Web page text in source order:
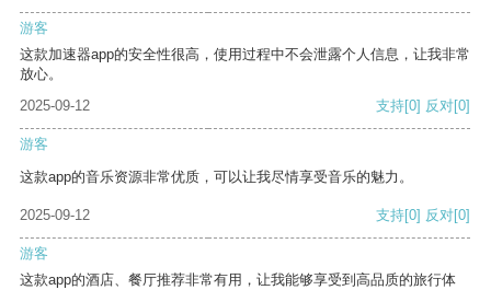
游客
这款加速器app的安全性很高，使用过程中不会泄露个人信息，让我非常
放心。
2025-09-12
支持[0] 反对[0]
游客
这款app的音乐资源非常优质，可以让我尽情享受音乐的魅力。
2025-09-12 支持[0] 反对[0]
游客
这款app的酒店、餐厅推荐非常有用，让我能够享受到高品质的旅行体